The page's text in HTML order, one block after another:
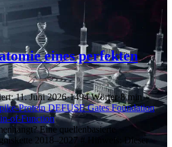
eines perfekten
11. Juni 2026·1494 Wörter·8 min
ProteinDEFUSEGates Foundation
of-Function
Eine quellenbasierte
2018–2027 # Hinweis: Dieser